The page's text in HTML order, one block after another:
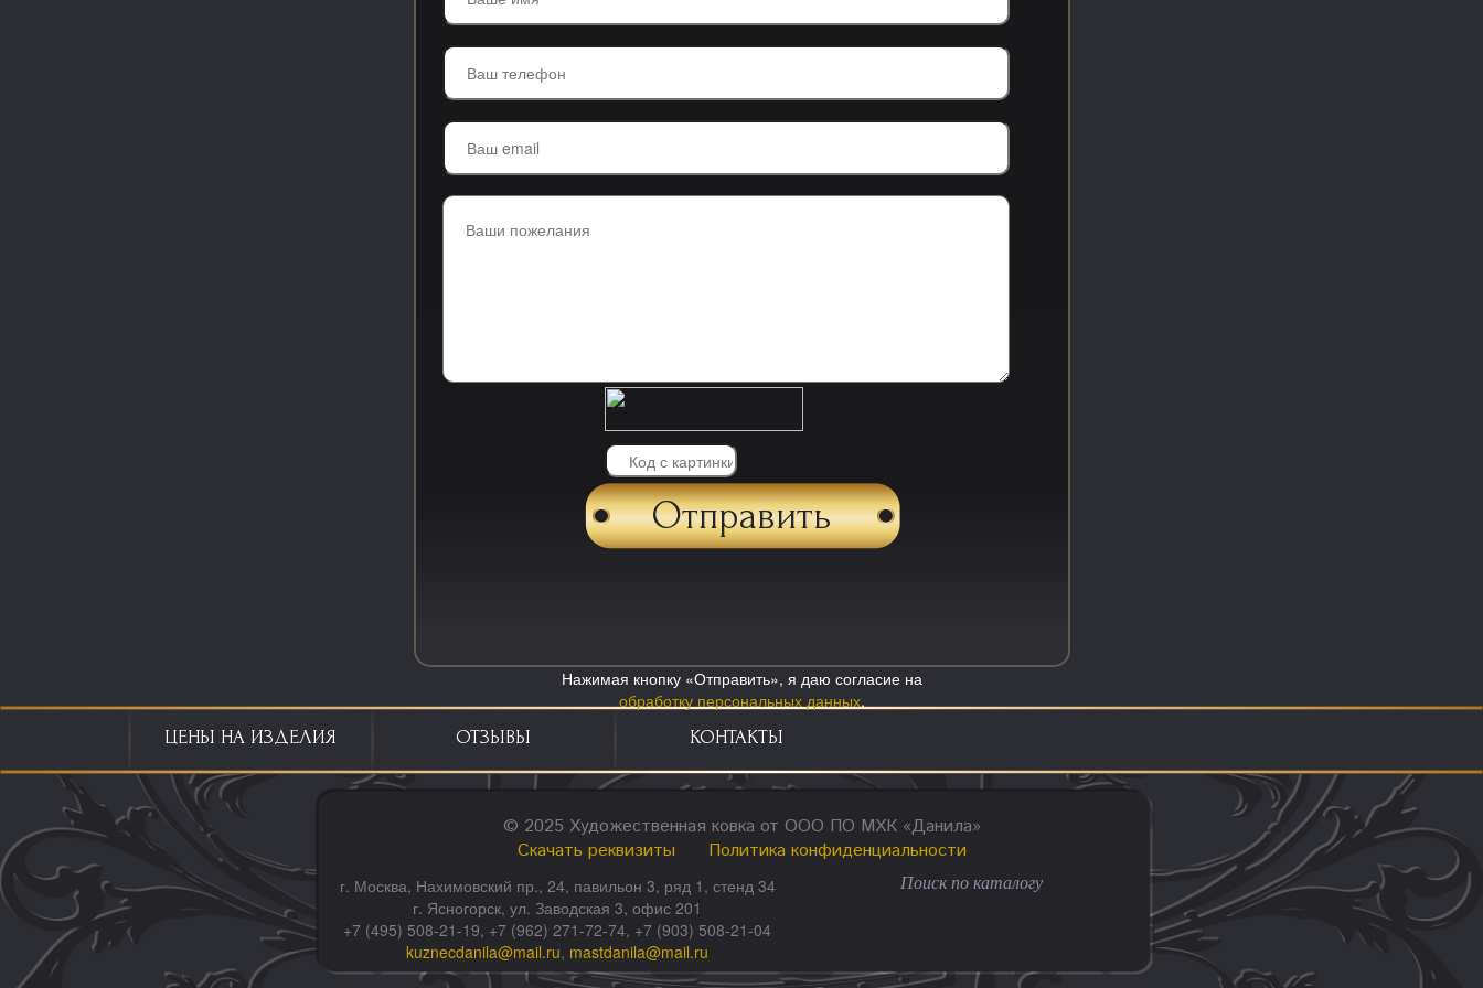
Нажимая кнопку «Отправить», я даю согласие на
обработку персональных данных.
ЦЕНЫ НА ИЗДЕЛИЯ ОТЗЫВЫ КОНТАКТЫ
© 2025 Художественная ковка от ООО ПО МХК «Данила»
Скачать реквизиты
Политика конфиденциальности
г. Москва, Нахимовский пр., 24, павильон 3, ряд 1, стенд 34
г. Ясногорск, ул. Заводская 3, офис 201
+7 (495) 508-21-19, +7 (962) 271-72-74, +7 (903) 508-21-04
kuznecdanila@mail.ru, mastdanila@mail.ru